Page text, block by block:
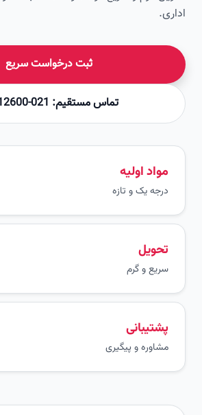
ثبت درخواست سریع
تماس مستقیم: 021-36412600
مواد اولیه
درجه یک و تازه
سریع و گرم
پشتیبانی
مشاوره و پیگیری